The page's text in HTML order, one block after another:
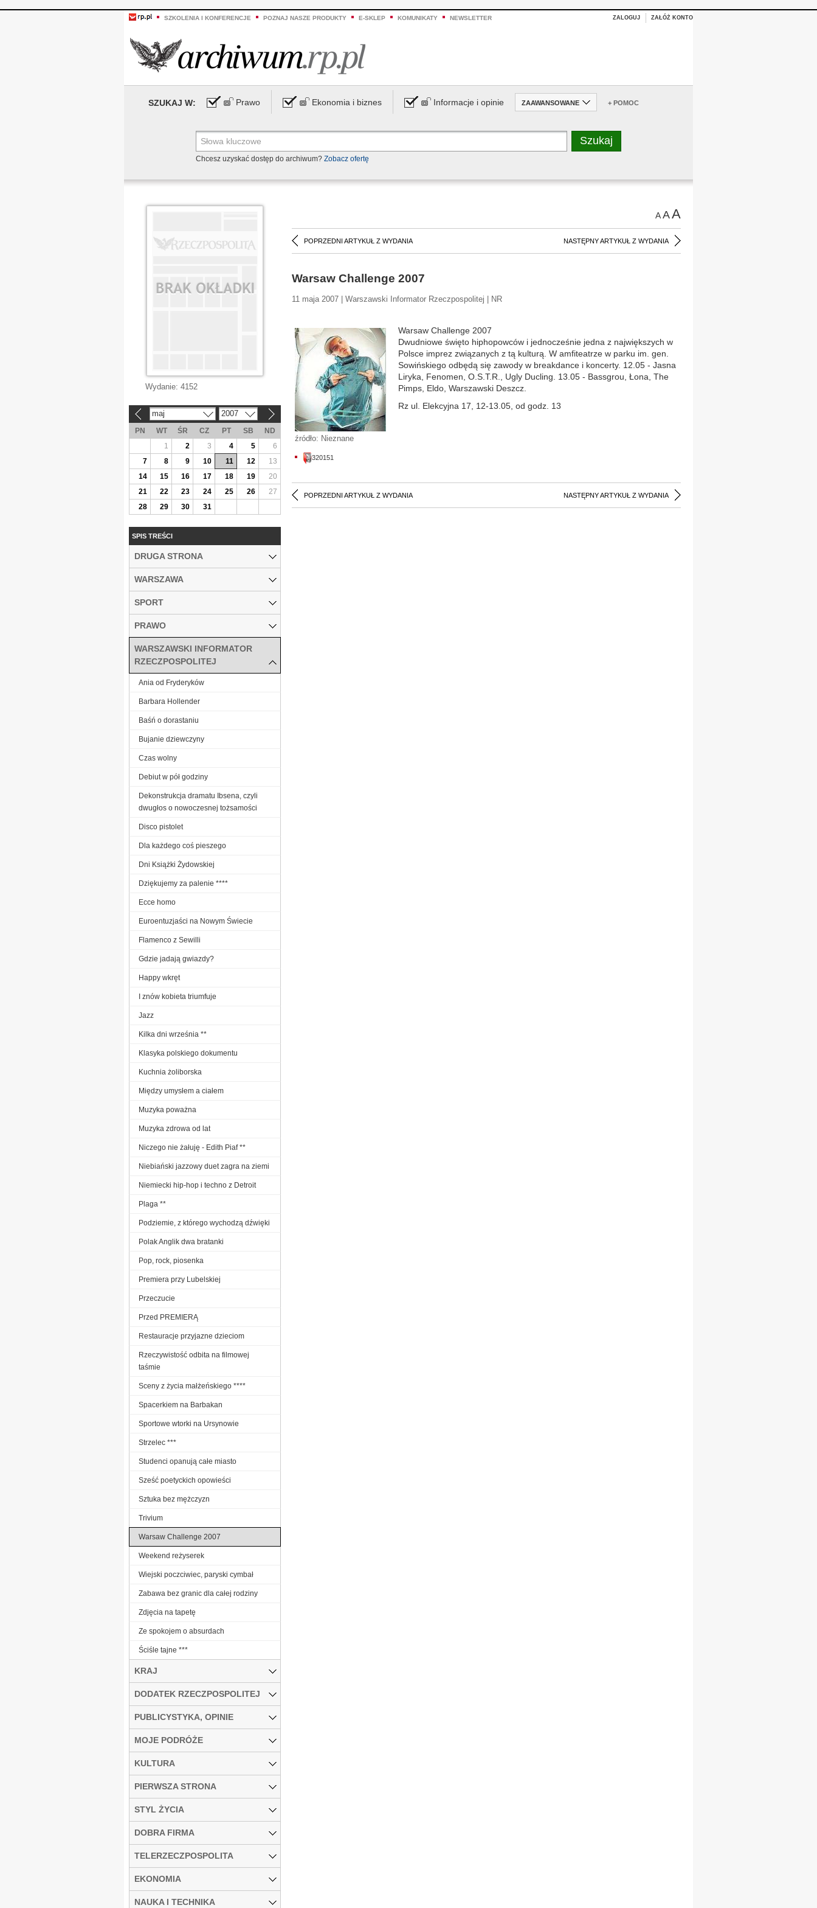
SZKOLENIA I KONFERENCJE POZNAJ NASZE PRODUKTY E-SKLEP KOMUNIKATY NEWSLETTER ZALOGUJ ZAŁÓŻ KONTO
SZUKAJ W: Prawo Ekonomia i biznes Informacje i opinie ZAAWANSOWANE + POMOC
Chcesz uzyskać dostęp do archiwum? Zobacz ofertę
AAA
POPRZEDNI ARTYKUŁ Z WYDANIA NASTĘPNY ARTYKUŁ Z WYDANIA
Warsaw Challenge 2007
11 maja 2007 | Warszawski Informator Rzeczpospolitej | NR
źródło: Nieznane
320151
Warsaw Challenge 2007
Dwudniowe święto hiphopowców i jednocześnie jedna z największych w
Polsce imprez związanych z tą kulturą. W amfiteatrze w parku im. gen.
Sowińskiego odbędą się zawody w breakdance i koncerty. 12.05 - Jasna
Liryka, Fenomen, O.S.T.R., Ugly Ducling. 13.05 - Bassgrou, Łona, The
Pimps, Eldo, Warszawski Deszcz.
Rz ul. Elekcyjna 17, 12-13.05, od godz. 13
POPRZEDNI ARTYKUŁ Z WYDANIA NASTĘPNY ARTYKUŁ Z WYDANIA
Wydanie: 4152
maj 2007
PN WT ŚR CZ PT SB
ND
1
2 3 4 5
6
7
8 9 10 11 12
13
14
15 16 17 18 19
20
21
22 23 24 25 26
27
28
29 30 31
SPIS TREŚCI
DRUGA STRONA
WARSZAWA
SPORT
PRAWO
WARSZAWSKI INFORMATOR
RZECZPOSPOLITEJ
Ania od Fryderyków
Barbara Hollender
Baśń o dorastaniu
Bujanie dziewczyny
Czas wolny
Debiut w pół godziny
Dekonstrukcja dramatu Ibsena, czyli
dwugłos o nowoczesnej tożsamości
Disco pistolet
Dla każdego coś pieszego
Dni Książki Żydowskiej
Dziękujemy za palenie ****
Ecce homo
Euroentuzjaści na Nowym Świecie
Flamenco z Sewilli
Gdzie jadają gwiazdy?
Happy wkręt
I znów kobieta triumfuje
Jazz
Kilka dni września **
Klasyka polskiego dokumentu
Kuchnia żoliborska
Między umysłem a ciałem
Muzyka poważna
Muzyka zdrowa od lat
Niczego nie żałuję - Edith Piaf **
Niebiański jazzowy duet zagra na ziemi
Niemiecki hip-hop i techno z Detroit
Plaga **
Podziemie, z którego wychodzą dźwięki
Polak Anglik dwa bratanki
Pop, rock, piosenka
Premiera przy Lubelskiej
Przeczucie
Przed PREMIERĄ
Restauracje przyjazne dzieciom
Rzeczywistość odbita na filmowej
taśmie
Sceny z życia małżeńskiego ****
Spacerkiem na Barbakan
Sportowe wtorki na Ursynowie
Strzelec ***
Studenci opanują całe miasto
Sześć poetyckich opowieści
Sztuka bez mężczyzn
Trivium
Warsaw Challenge 2007
Weekend reżyserek
Wiejski poczciwiec, paryski cymbał
Zabawa bez granic dla całej rodziny
Zdjęcia na tapetę
Ze spokojem o absurdach
Ściśle tajne ***
KRAJ
DODATEK RZECZPOSPOLITEJ
PUBLICYSTYKA, OPINIE
MOJE PODRÓŻE
KULTURA
PIERWSZA STRONA
STYL ŻYCIA
DOBRA FIRMA
TELERZECZPOSPOLITA
EKONOMIA
NAUKA I TECHNIKA